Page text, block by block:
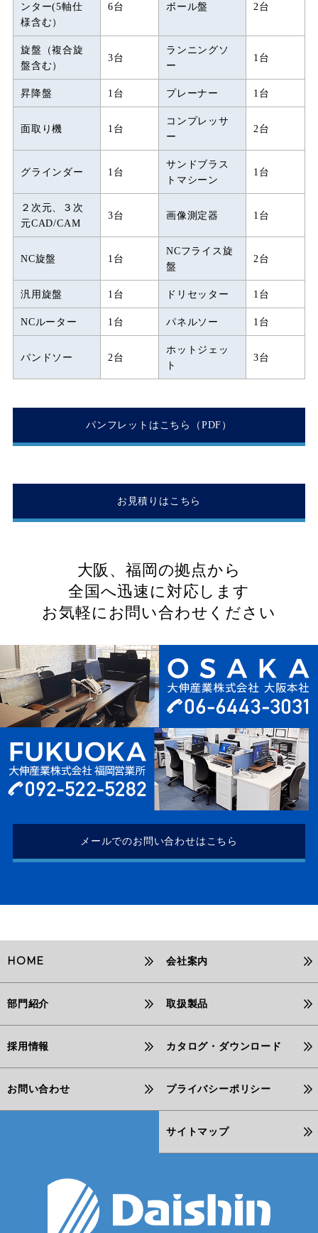
ンター(5軸仕
様含む）
6台 ボール盤 2台
旋盤（複合旋
盤含む）
3台
ランニングソ
ー
1台
昇降盤 1台 プレーナー 1台
面取り機 1台
コンプレッサ
ー
2台
グラインダー 1台
サンドブラス
トマシーン
1台
２次元、３次
元CAD/CAM
3台 画像測定器 1台
NC旋盤 1台
NCフライス旋
盤
2台
汎用旋盤 1台 ドリセッター 1台
NCルーター 1台 パネルソー 1台
バンドソー 2台
ホットジェッ
ト
3台
パンフレットはこちら（PDF）
お見積りはこちら
大阪、福岡の拠点から
全国へ迅速に対応します
お気軽にお問い合わせください
メールでのお問い合わせはこちら
HOME 会社案内
部門紹介 取扱製品
採用情報 カタログ・ダウンロード
お問い合わせ プライバシーポリシー
サイトマップ